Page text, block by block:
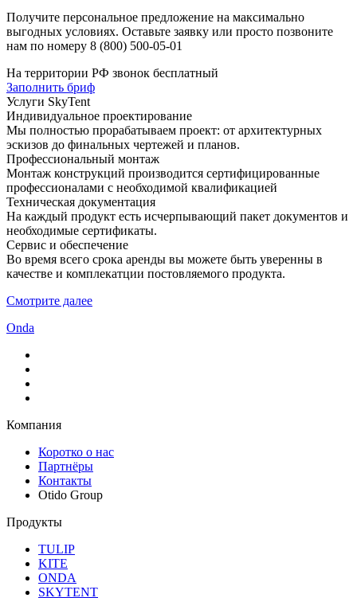
Получите персональное предложение на максимально
выгодных условиях. Оставьте заявку или просто позвоните
нам по номеру 8 (800) 500-05-01
На территории РФ звонок бесплатный
Заполнить бриф
Услуги SkyTent
Индивидуальное проектирование
Мы полностью прорабатываем проект: от архитектурных
эскизов до финальных чертежей и планов.
Профессиональный монтаж
Монтаж конструкций производится сертифицированные
профессионалами с необходимой квалификацией
Техническая документация
На каждый продукт есть исчерпывающий пакет документов и
необходимые сертификаты.
Сервис и обеспечение
Во время всего срока аренды вы можете быть уверенны в
качестве и комплекатции постовляемого продукта.
Смотрите далее
Onda
Компания
Коротко о нас
Партнёры
Контакты
Otido Group
Продукты
TULIP
KITE
ONDA
SKYTENT